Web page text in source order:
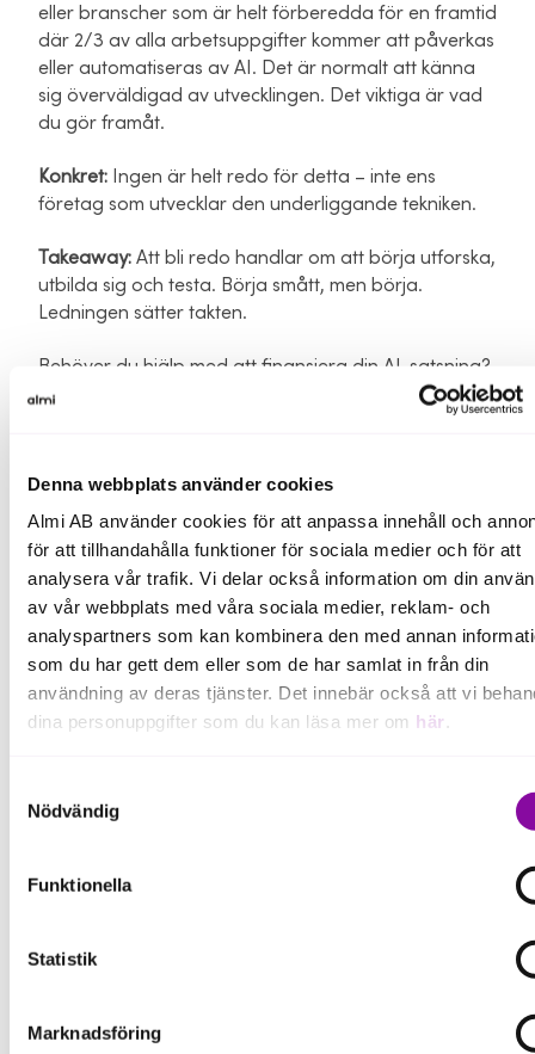
Denna webbplats använder cookies
Almi AB använder cookies för att anpassa innehåll och
för att tillhandahålla funktioner för sociala medier och för att
analysera vår trafik. Vi delar också information om din
av vår webbplats med våra sociala medier, reklam- och
analyspartners som kan kombinera den med annan
som du har gett dem eller som de har samlat in från din
användning av deras tjänster. Det innebär också att vi
dina personuppgifter som du kan läsa mer om här .
delning av information enligt ovan, inte att ske, förutom för
som är nödvändiga för att hemsidan ska fungera se mer
Nödvändig
Funktionella
Statistik
Marknadsföring
eller branscher som är helt förberedda för en framtid
där 2/3 av alla arbetsuppgifter kommer att påverkas
eller automatiseras av AI. Det är normalt att känna
sig överväldigad av utvecklingen. Det viktiga är vad
du gör framåt.
Konkret: Ingen är helt redo för detta – inte ens
företag som utvecklar den underliggande tekniken.
Takeaway: Att bli redo handlar om att börja utforska,
utbilda sig och testa. Börja smått, men börja.
Ledningen sätter takten.
Behöver du hjälp med att finansiera din AI-satsning?
Kontakta boka ett möte med en finansieringscoach
på Almi, så hittar vi bästa lösningen för ditt bolag.
Boka möte HÄR